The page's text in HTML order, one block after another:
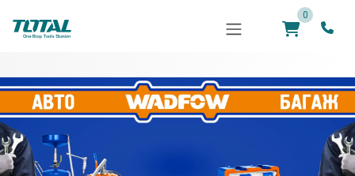
0